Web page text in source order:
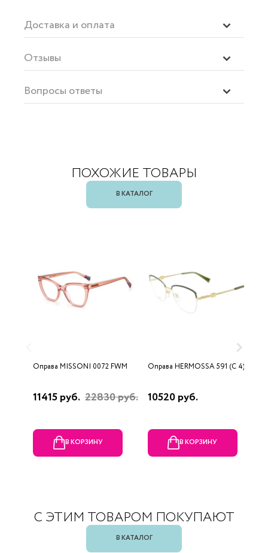
Доставка и оплата
Отзывы
Вопросы ответы
ПОХОЖИЕ ТОВАРЫ
В КАТАЛОГ
Оправа MISSONI 0072 FWM
11415 руб. 22830 руб.
В КОРЗИНУ
Оправа HERMOSSA 591 (C 4)
10520 руб.
В КОРЗИНУ
С ЭТИМ ТОВАРОМ ПОКУПАЮТ
В КАТАЛОГ